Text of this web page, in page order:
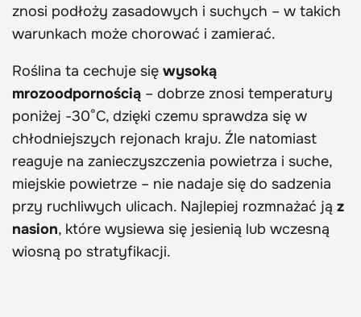
znosi podłoży zasadowych i suchych – w takich
warunkach może chorować i zamierać.
Roślina ta cechuje się wysoką
mrozoodpornością – dobrze znosi temperatury
poniżej -30°C, dzięki czemu sprawdza się w
chłodniejszych rejonach kraju. Źle natomiast
reaguje na zanieczyszczenia powietrza i suche,
miejskie powietrze – nie nadaje się do sadzenia
przy ruchliwych ulicach. Najlepiej rozmnażać ją z
nasion, które wysiewa się jesienią lub wczesną
wiosną po stratyfikacji.